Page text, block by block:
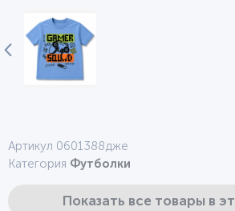
Артикул 0601388дже
Категория Футболки
Показать все товары в